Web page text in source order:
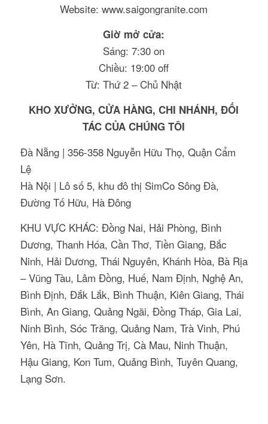
Website: www.saigongranite.com
Giờ mở cửa:
Sáng: 7:30 on
Chiều: 19:00 off
Từ: Thứ 2 – Chủ Nhật
KHO XƯỞNG, CỬA HÀNG, CHI NHÁNH, ĐỐI
TÁC CỦA CHÚNG TÔI
Đà Nẵng | 356-358 Nguyễn Hữu Thọ, Quận Cẩm
Lệ
Hà Nội | Lô số 5, khu đô thị SimCo Sông Đà,
Đường Tố Hữu, Hà Đông
KHU VỰC KHÁC: Đồng Nai, Hải Phòng, Bình
Dương, Thanh Hóa, Cần Thơ, Tiền Giang, Bắc
Ninh, Hải Dương, Thái Nguyên, Khánh Hòa, Bà Rịa
– Vũng Tàu, Lâm Đồng, Huế, Nam Định, Nghệ An,
Bình Định, Đắk Lắk, Bình Thuận, Kiên Giang, Thái
Bình, An Giang, Quảng Ngãi, Đồng Tháp, Gia Lai,
Ninh Bình, Sóc Trăng, Quảng Nam, Trà Vinh, Phú
Yên, Hà Tĩnh, Quảng Trị, Cà Mau, Ninh Thuận,
Hậu Giang, Kon Tum, Quảng Bình, Tuyên Quang,
Lạng Sơn.